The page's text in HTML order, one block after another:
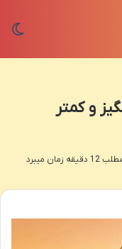
انگیز و کمتر
میبرد